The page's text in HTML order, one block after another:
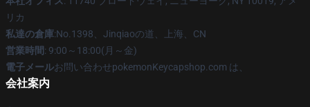
リカ
私達の倉庫:No.1398、Jinqiaoの道、上海、CN
営業時間: 9:00～18:00(月～金)
電子メールお問い合わせpokemonKeycapshop.com は、
会社案内